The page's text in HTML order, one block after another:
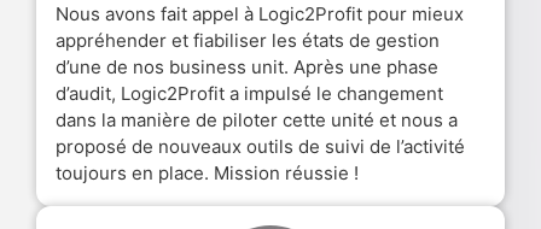
Nous avons fait appel à Logic2Profit pour mieux
appréhender et fiabiliser les états de gestion
d’une de nos business unit. Après une phase
d’audit, Logic2Profit a impulsé le changement
dans la manière de piloter cette unité et nous a
proposé de nouveaux outils de suivi de l’activité
toujours en place. Mission réussie !